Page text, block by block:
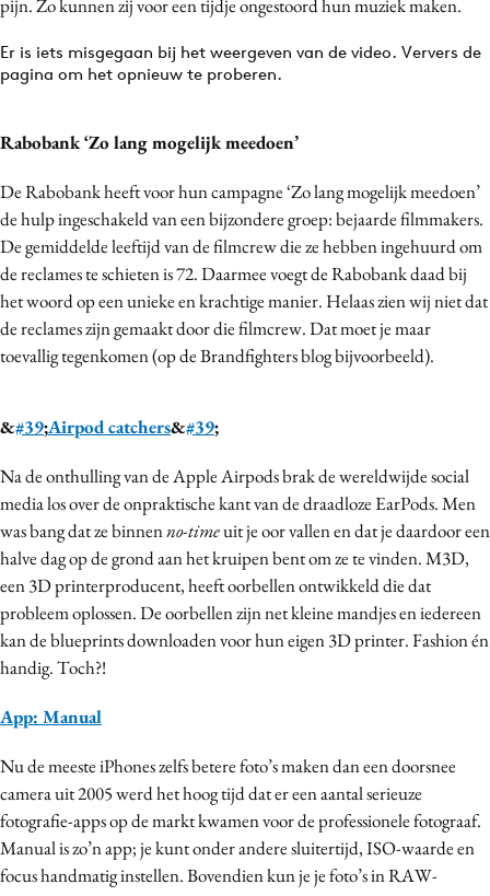
PR
Purpose Marketing
pijn. Zo kunnen zij voor een tijdje ongestoord hun muziek maken.
Er is iets misgegaan bij het weergeven van de video. Ververs de
pagina om het opnieuw te proberen.
Rabobank ‘Zo lang mogelijk meedoen’
De Rabobank heeft voor hun campagne ‘Zo lang mogelijk meedoen’
de hulp ingeschakeld van een bijzondere groep: bejaarde filmmakers.
De gemiddelde leeftijd van de filmcrew die ze hebben ingehuurd om
de reclames te schieten is 72. Daarmee voegt de Rabobank daad bij
het woord op een unieke en krachtige manier. Helaas zien wij niet dat
de reclames zijn gemaakt door die filmcrew. Dat moet je maar
toevallig tegenkomen (op de Brandfighters blog bijvoorbeeld).
&#39;Airpod catchers&#39;
Na de onthulling van de Apple Airpods brak de wereldwijde social
media los over de onpraktische kant van de draadloze EarPods. Men
was bang dat ze binnenno-timeuit je oor vallen en dat je daardoor een
halve dag op de grond aan het kruipen bent om ze te vinden. M3D,
een 3D printerproducent, heeft oorbellen ontwikkeld die dat
probleem oplossen. De oorbellen zijn net kleine mandjes en iedereen
kan de blueprints downloaden voor hun eigen 3D printer. Fashion én
handig. Toch?!
App: Manual
Nu de meeste iPhones zelfs betere foto’s maken dan een doorsnee
camera uit 2005 werd het hoog tijd dat er een aantal serieuze
fotografie-apps op de markt kwamen voor de professionele fotograaf.
Manual is zo’n app; je kunt onder andere sluitertijd, ISO-waarde en
focus handmatig instellen. Bovendien kun je je foto’s in RAW-